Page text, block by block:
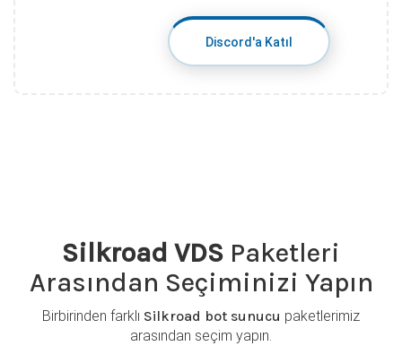
Discord'a Katıl
Silkroad VDS Paketleri
Arasından Seçiminizi Yapın
Birbirinden farklı Silkroad bot sunucu paketlerimiz
arasından seçim yapın.